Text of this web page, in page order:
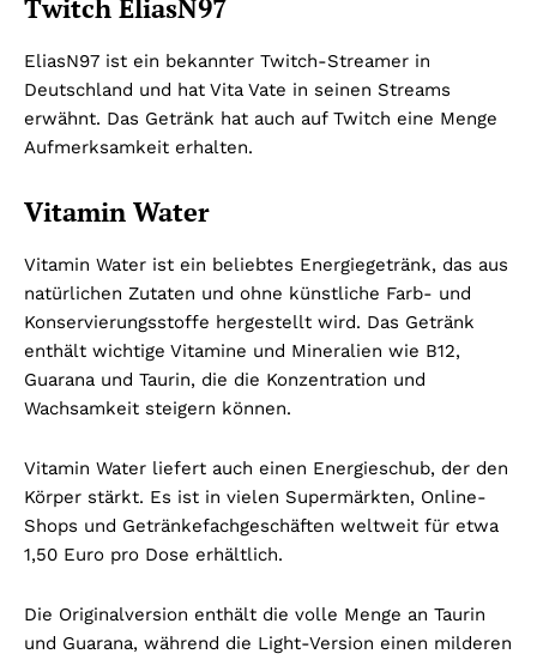
Twitch EliasN97
EliasN97 ist ein bekannter Twitch-Streamer in
Deutschland und hat Vita Vate in seinen Streams
erwähnt. Das Getränk hat auch auf Twitch eine Menge
Aufmerksamkeit erhalten.
Vitamin Water
Vitamin Water ist ein beliebtes Energiegetränk, das aus
natürlichen Zutaten und ohne künstliche Farb- und
Konservierungsstoffe hergestellt wird. Das Getränk
enthält wichtige Vitamine und Mineralien wie B12,
Guarana und Taurin, die die Konzentration und
Wachsamkeit steigern können.
Vitamin Water liefert auch einen Energieschub, der den
Körper stärkt. Es ist in vielen Supermärkten, Online-
Shops und Getränkefachgeschäften weltweit für etwa
1,50 Euro pro Dose erhältlich.
Die Originalversion enthält die volle Menge an Taurin
und Guarana, während die Light-Version einen milderen